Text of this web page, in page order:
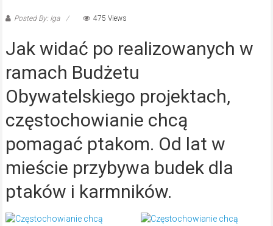
Posted By: Iga 475 Views
Jak widać po realizowanych w
ramach Budżetu
Obywatelskiego projektach,
częstochowianie chcą
pomagać ptakom. Od lat w
mieście przybywa budek dla
ptaków i karmników.